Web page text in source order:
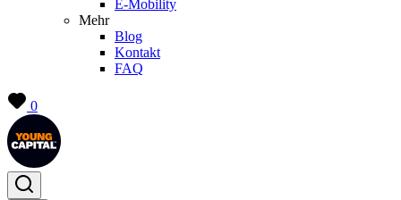
E-Mobility
Mehr
Blog
Kontakt
FAQ
0